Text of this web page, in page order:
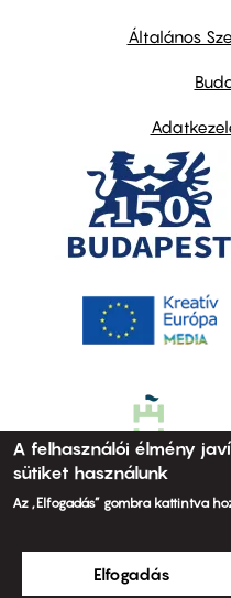
Általános
A felhasználói élmény
sütiket használunk
Az „Elfogadás” gombra kattintva
Elfogadás